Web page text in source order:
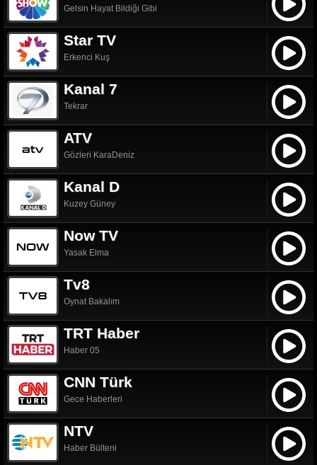
Gelsin Hayat Bildiği Gibi
Star TV
Erkenci Kuş
Kanal 7
Tekrar
ATV
Gözleri KaraDeniz
Kanal D
Kuzey Güney
Now TV
Yasak Elma
Tv8
Oynat Bakalım
TRT Haber
Haber 05
CNN Türk
Gece Haberleri
NTV
Haber Bülteni